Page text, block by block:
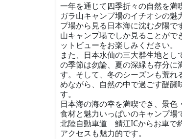
一年を通じて四季折々の自然を満
ガラ山キャンプ場のイチオシの魅
プ場から見る日本海に沈む夕陽で
山キャンプ場でしか見ることがで
ットビューをお楽しみください。
また、日本水仙の三大群生地とし
の季節は勿論、夏の深緑も存分に
す。そして、冬のシーズンも荒れ
めながら、自然の中で過ごす醍醐
す。
日本海の海の幸を満喫でき、景色
食材と魅力いっぱいのキャンプ場
北陸自動車道 鯖江ICからお車で
アクセスも魅力的です。